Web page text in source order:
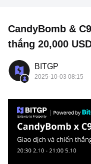
CandyBomb &
thắng 20,000
BITGP
2025-10-03 08:15